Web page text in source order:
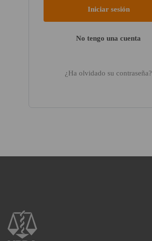
No tengo una cuenta
¿Ha olvidado su contraseña?